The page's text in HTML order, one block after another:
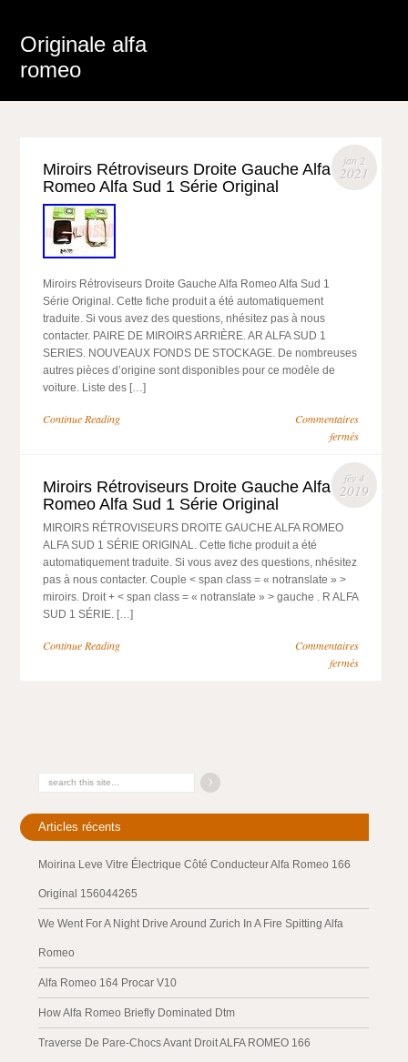
Originale alfa
romeo
jan 2
2021
Miroirs Rétroviseurs Droite Gauche Alfa
Romeo Alfa Sud 1 Série Original
Miroirs Rétroviseurs Droite Gauche Alfa Romeo Alfa Sud 1
Série Original. Cette fiche produit a été automatiquement
traduite. Si vous avez des questions, nhésitez pas à nous
contacter. PAIRE DE MIROIRS ARRIÈRE. AR ALFA SUD 1
SERIES. NOUVEAUX FONDS DE STOCKAGE. De nombreuses
autres pièces d’origine sont disponibles pour ce modèle de
voiture. Liste des […]
Continue Reading
Commentaires
fermés
fév 4
2019
Miroirs Rétroviseurs Droite Gauche Alfa
Romeo Alfa Sud 1 Série Original
MIROIRS RÉTROVISEURS DROITE GAUCHE ALFA ROMEO
ALFA SUD 1 SÉRIE ORIGINAL. Cette fiche produit a été
automatiquement traduite. Si vous avez des questions, nhésitez
pas à nous contacter. Couple < span class = « notranslate » >
miroirs. Droit + < span class = « notranslate » > gauche . R ALFA
SUD 1 SÉRIE. […]
Continue Reading
Commentaires
fermés
Articles récents
Moirina Leve Vitre Électrique Côté Conducteur Alfa Romeo 166
Original 156044265
We Went For A Night Drive Around Zurich In A Fire Spitting Alfa
Romeo
Alfa Romeo 164 Procar V10
How Alfa Romeo Briefly Dominated Dtm
Traverse De Pare-Chocs Avant Droit ALFA ROMEO 166